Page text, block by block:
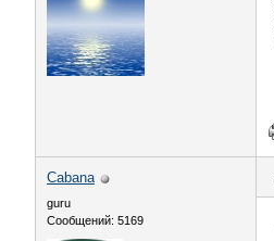
Cabana
guru
Сообщений: 5169